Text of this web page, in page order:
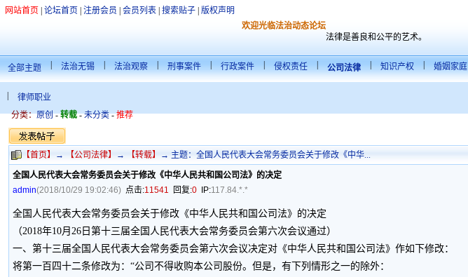
网站首页 论坛首页 注册会员 会员列表| 搜索贴子| 版权声明
欢迎光临法治动态论坛
法律是善良和公平的艺术。
全部主题 法治无锡 法治观察 刑事案件 行政案件 侵权责任 公司法律 知识产权 婚姻家庭
律师职业
分类：原创-转载-未分类-推荐
【首页】 → 【公司法律】 → 【转载】 → 主题：全国人民代表大会常务委员会关于修改《中华...
全国人民代表大会常务委员会关于修改《中华人民共和国公司法》的决定
admin(2018/10/29 19:02:46) 点击:11541 回复:0 IP:117.84.*.*
全国人民代表大会常务委员会关于修改《中华人民共和国公司法》的决定
（2018年10月26日第十三届全国人民代表大会常务委员会第六次会议通过）
一、第十三届全国人民代表大会常务委员会第六次会议决定对《中华人民共和国公司法》作如下修改：
将第一百四十二条修改为：“公司不得收购本公司股份。但是，有下列情形之一的除外：